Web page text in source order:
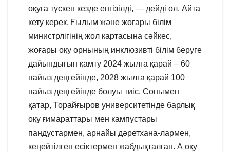
оқуға түскен кезде енгізілді, — дейді ол. Айта
кету керек, Ғылым және жоғары білім
министрлігінің жол картасына сәйкес,
жоғары оқу орнының инклюзивті білім беруге
дайындығын қамту 2024 жылға қарай – 60
пайыз деңгейінде, 2028 жылға қарай 100
пайыз деңгейінде болуы тиіс. Сонымен
қатар, Торайғыров университетінде барлық
оқу ғимараттары мен кампустары
пандустармен, арнайы дәретхана-лармен,
кеңейтілген есіктермен жабдықталған. А оқу